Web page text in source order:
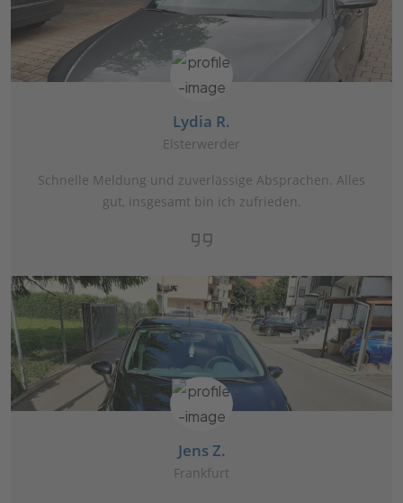
Lydia R.
Elsterwerder
Schnelle Meldung und zuverlässige Absprachen. Alles
gut, insgesamt bin ich zufrieden.
Jens Z.
Frankfurt